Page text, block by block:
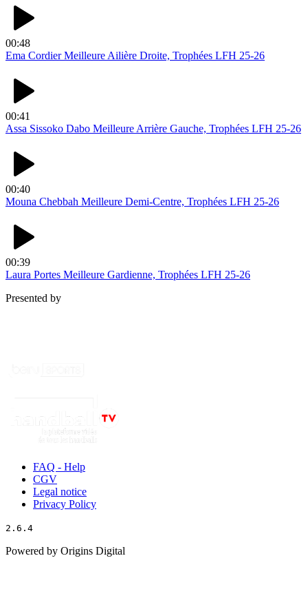
00:48
Ema Cordier Meilleure Ailière Droite, Trophées LFH 25-26
00:41
Assa Sissoko Dabo Meilleure Arrière Gauche, Trophées LFH 25-26
00:40
Mouna Chebbah Meilleure Demi-Centre, Trophées LFH 25-26
00:39
Laura Portes Meilleure Gardienne, Trophées LFH 25-26
Presented by
FAQ - Help
CGV
Legal notice
Privacy Policy
2.6.4
Powered by Origins Digital